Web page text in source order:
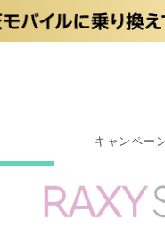
キャンペー